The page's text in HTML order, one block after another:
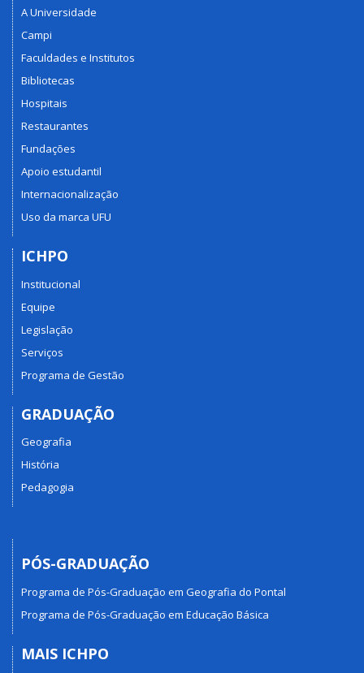
A Universidade
Campi
Faculdades e Institutos
Bibliotecas
Hospitais
Restaurantes
Fundações
Apoio estudantil
Internacionalização
Uso da marca UFU
ICHPO
Institucional
Equipe
Legislação
Serviços
Programa de Gestão
GRADUAÇÃO
Geografia
História
Pedagogia
PÓS-GRADUAÇÃO
Programa de Pós-Graduação em Geografia do Pontal
Programa de Pós-Graduação em Educação Básica
MAIS ICHPO